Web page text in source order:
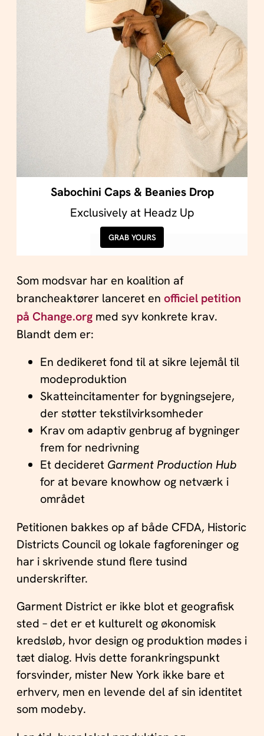
Sabochini Caps & Beanies Drop
Exclusively at Headz Up
GRAB YOURS
Som modsvar har en koalition af
brancheaktører lanceret en officiel petition
på Change.orgmed syv konkrete krav.
Blandt dem er:
En dedikeret fond til at sikre lejemål til
modeproduktion
Skatteincitamenter for bygningsejere,
der støtter tekstilvirksomheder
Krav om adaptiv genbrug af bygninger
frem for nedrivning
Et decideret Garment Production Hub
for at bevare knowhow og netværk i
området
Petitionen bakkes op af både CFDA, Historic
Districts Council og lokale fagforeninger og
har i skrivende stund flere tusind
underskrifter.
Garment District er ikke blot et geografisk
sted – det er et kulturelt og økonomisk
kredsløb, hvor design og produktion mødes i
tæt dialog. Hvis dette forankringspunkt
forsvinder, mister New York ikke bare et
erhverv, men en levende del af sin identitet
som modeby.